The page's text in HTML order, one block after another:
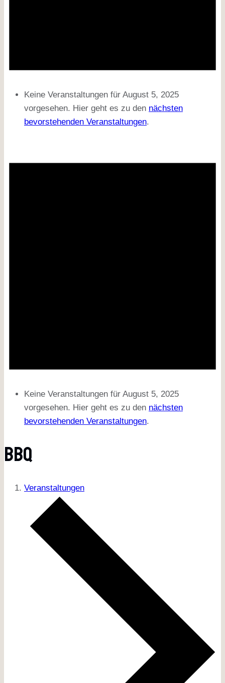
Keine Veranstaltungen für August 5, 2025
vorgesehen. Hier geht es zu den nächsten
bevorstehenden Veranstaltungen.
Keine Veranstaltungen für August 5, 2025
vorgesehen. Hier geht es zu den nächsten
bevorstehenden Veranstaltungen.
BBQ
Veranstaltungen